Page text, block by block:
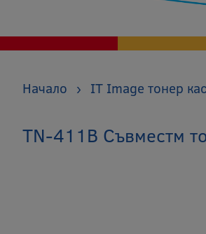
Начало › IT Image тонер
TN-411B Съвместм